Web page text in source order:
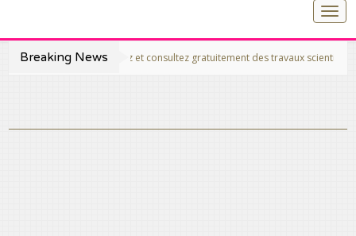
Breaking News
>>Publiez et consultez gratuitement des travaux scientifiques fins